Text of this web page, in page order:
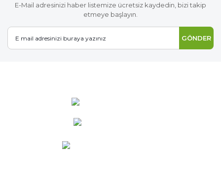
E-Mail adresinizi haber listemize ücretsiz kaydedin, bizi takip
etmeye başlayın.
GÖNDER